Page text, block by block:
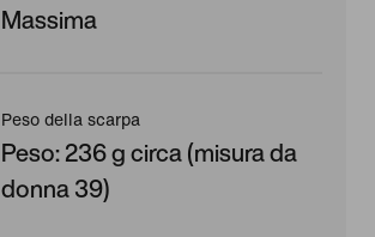
Massima
Peso della scarpa
Peso: 236 g circa (misura da
donna 39)